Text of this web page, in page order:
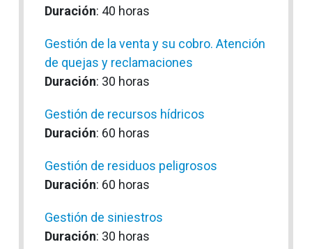
Duración: 40 horas
Gestión de la venta y su cobro. Atención
de quejas y reclamaciones
Duración: 30 horas
Gestión de recursos hídricos
Duración: 60 horas
Gestión de residuos peligrosos
Duración: 60 horas
Gestión de siniestros
Duración: 30 horas